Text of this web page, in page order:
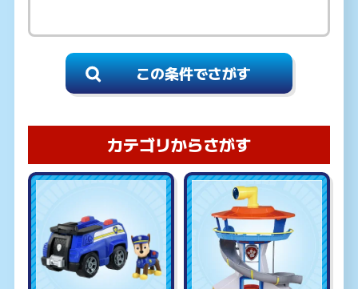
カテゴリからさがす